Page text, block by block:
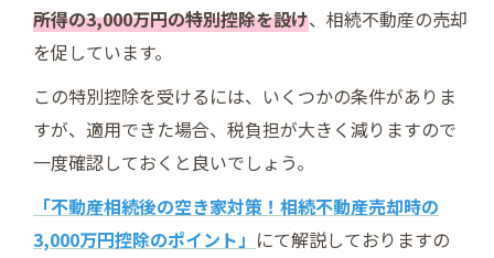
所得の3,000万円の特別控除を設け、相続不動産の売却
を促しています。
この特別控除を受けるには、いくつかの条件がありま
すが、適用できた場合、税負担が大きく減りますので
一度確認しておくと良いでしょう。
「不動産相続後の空き家対策！相続不動産売却時の
3,000万円控除のポイント」 にて解説しておりますの